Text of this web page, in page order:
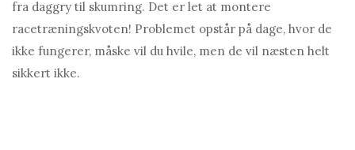
fra daggry til skumring. Det er let at montere
racetræningskvoten! Problemet opstår på dage, hvor de
ikke fungerer, måske vil du hvile, men de vil næsten helt
sikkert ikke.